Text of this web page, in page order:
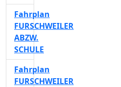
Fahrplan
FURSCHWEILER
ABZW.
SCHULE
Fahrplan
FURSCHWEILER